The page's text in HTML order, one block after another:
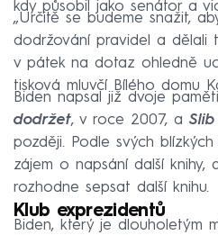
kdy působil jako senátor a
„Určitě se budeme snažit,
dodržování pravidel a dělali
v pátek na dotaz ohledně
tisková mluvčí Bílého domu
Biden napsal již dvoje
dodržet, v roce 2007, a
později. Podle svých
zájem o napsání další knihy,
rozhodne sepsat další knihu.
Klub exprezidentů
Biden, který je dlouholetým